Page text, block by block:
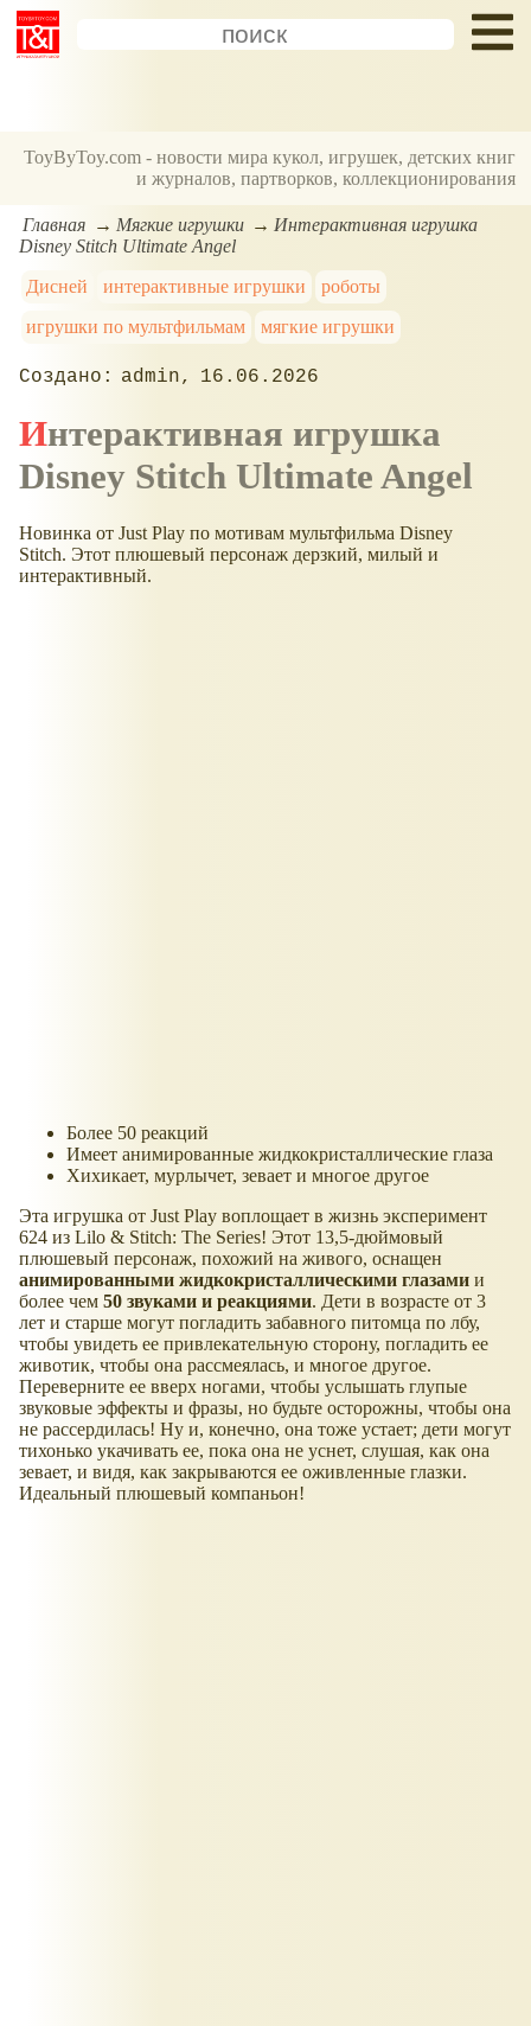
ToyByToy.com - новости мира кукол, игрушек, детских книг
и журналов, партворков, коллекционирования
Главная Мягкие игрушки
Интерактивная игрушка
Disney Stitch Ultimate Angel
Дисней
интерактивные игрушки
роботы
игрушки по мультфильмам
мягкие игрушки
admin 16.06.2026
Интерактивная игрушка
Disney Stitch Ultimate Angel
Новинка от Just Play по мотивам мультфильма Disney
Stitch. Этот плюшевый персонаж дерзкий, милый и
интерактивный.
Более 50 реакций
Имеет анимированные жидкокристаллические глаза
Хихикает, мурлычет, зевает и многое другое
Эта игрушка от Just Play воплощает в жизнь эксперимент
624 из Lilo & Stitch: The Series! Этот 13,5-дюймовый
плюшевый персонаж, похожий на живого, оснащен
анимированными жидкокристаллическими глазами и
более чем 50 звуками и реакциями. Дети в возрасте от 3
лет и старше могут погладить забавного питомца по лбу,
чтобы увидеть ее привлекательную сторону, погладить ее
животик, чтобы она рассмеялась, и многое другое.
Переверните ее вверх ногами, чтобы услышать глупые
звуковые эффекты и фразы, но будьте осторожны, чтобы она
не рассердилась! Ну и, конечно, она тоже устает; дети могут
тихонько укачивать ее, пока она не уснет, слушая, как она
зевает, и видя, как закрываются ее оживленные глазки.
Идеальный плюшевый компаньон!